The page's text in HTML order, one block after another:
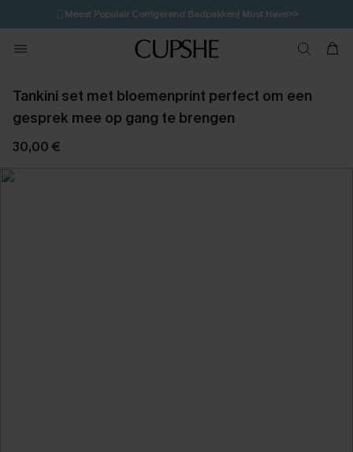
🩱Meest Populair Corrigerend Badpakken| Must Have>>
💌Abonneer je & ontvang tot 15% korting>>
Koop 3, krijg 15% korting | CODE: SW15
Tankini set met bloemenprint perfect om een
gesprek mee op gang te brengen
30,00 €